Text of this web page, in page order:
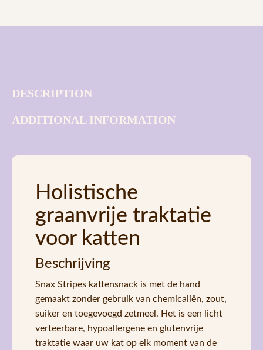
DESCRIPTION
ADDITIONAL INFORMATION
Holistische
graanvrije traktatie
voor katten
Beschrijving
Snax Stripes kattensnack is met de hand
gemaakt zonder gebruik van chemicaliën, zout,
suiker en toegevoegd zetmeel. Het is een licht
verteerbare, hypoallergene en glutenvrije
traktatie waar uw kat op elk moment van de